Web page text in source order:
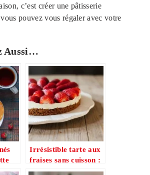
c’est créer une pâtisserie
pouvez vous régaler avec votre
Aussi…
le
Irrésistible tarte aux
fraises sans cuisson :
5 astuces faciles pour